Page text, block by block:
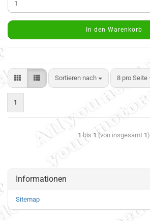
In den Warenkorb
Sortieren nach 8 pro Seite
1
1 bis 1 (von insgesamt 1)
Informationen
Sitemap